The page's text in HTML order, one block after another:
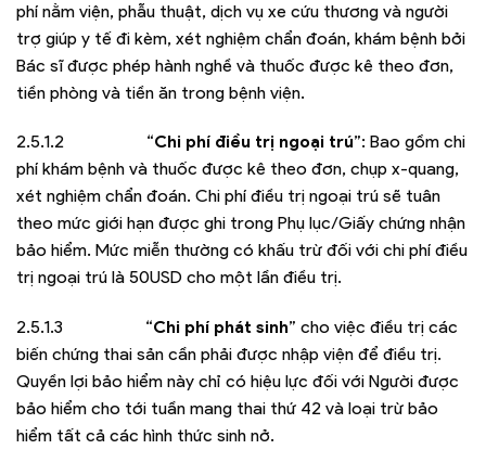
phí nằm viện, phẫu thuật, dịch vụ xe cứu thương và người
trợ giúp y tế đi kèm, xét nghiệm chẩn đoán, khám bệnh bởi
Bác sĩ được phép hành nghề và thuốc được kê theo đơn,
tiền phòng và tiền ăn trong bệnh viện.
2.5.1.2 “Chi phí điều trị ngoại trú”: Bao gồm chi
phí khám bệnh và thuốc được kê theo đơn, chụp x-quang,
xét nghiệm chẩn đoán. Chi phí điều trị ngoại trú sẽ tuân
theo mức giới hạn được ghi trong Phụ lục/Giấy chứng nhận
bảo hiểm. Mức miễn thường có khấu trừ đối với chi phí điều
trị ngoại trú là 50USD cho một lần điều trị.
2.5.1.3 “Chi phí phát sinh” cho việc điều trị các
biến chứng thai sản cần phải được nhập viện để điều trị.
Quyền lợi bảo hiểm này chỉ có hiệu lực đối với Người được
bảo hiểm cho tới tuần mang thai thứ 42 và loại trừ bảo
hiểm tất cả các hình thức sinh nở.